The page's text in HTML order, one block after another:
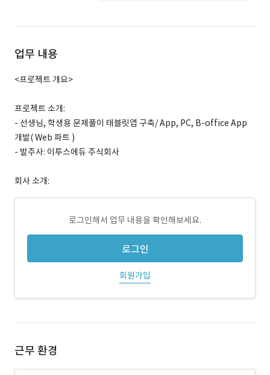
업무 내용
<프로젝트 개요>
프로젝트 소개:
- 선생님, 학생용 문제풀이 태블릿앱 구축/ App, PC, B-office App
개발( Web 파트 )
- 발주사: 이투스에듀 주식회사
회사 소개:
로그인해서 업무 내용을 확인해보세요.
로그인
회원가입
근무 환경